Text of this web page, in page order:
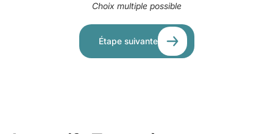
Choix multiple possible
Étape suivante